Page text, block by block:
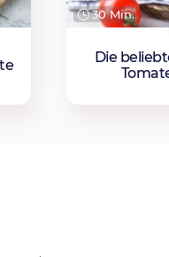
30 Min.
Die